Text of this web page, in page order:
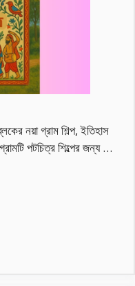
নয়া গ্রাম শিল্প, ইতিহাস
পটচিত্র শিল্পের জন্য …